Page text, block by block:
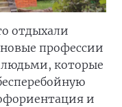
отдыхали
профессии
которые
и